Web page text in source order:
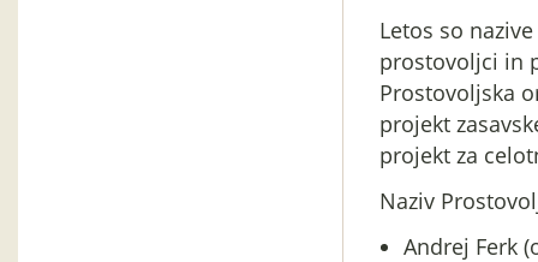
Letos so
prostovoljci in
Prostovoljska
projekt
projekt za
Naziv
Andrej Ferk